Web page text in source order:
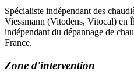
Spécialiste indépendant des
Viessmann (Vitodens, Vitocal) en
indépendant du dépannage de
France.
Zone d'intervention